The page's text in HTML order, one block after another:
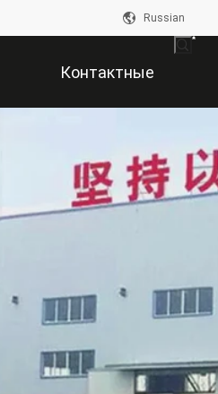
Russian
Контактные